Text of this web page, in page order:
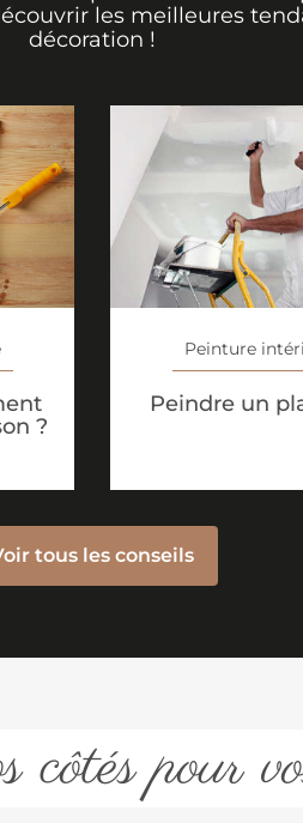
les meilleures
décoration !
?
Peinture
Peindre un
tous les conseils
côtés pour